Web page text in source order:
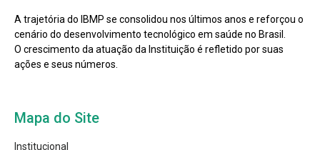
A trajetória do IBMP se consolidou nos últimos anos e reforçou o
cenário do desenvolvimento tecnológico em saúde no Brasil.
O crescimento da atuação da Instituição é refletido por suas
ações e seus números.
Mapa do Site
Institucional